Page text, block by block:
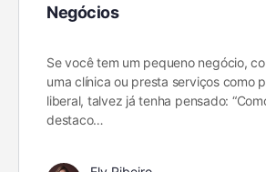
Negócios
Se você tem um pequeno negócio,
uma clínica ou presta serviços como
liberal, talvez já tenha pensado:
destaco…